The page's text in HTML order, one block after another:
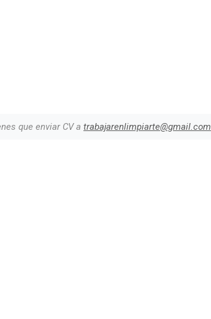
que enviar CV a trabajarenlimpiarte@gmail.com